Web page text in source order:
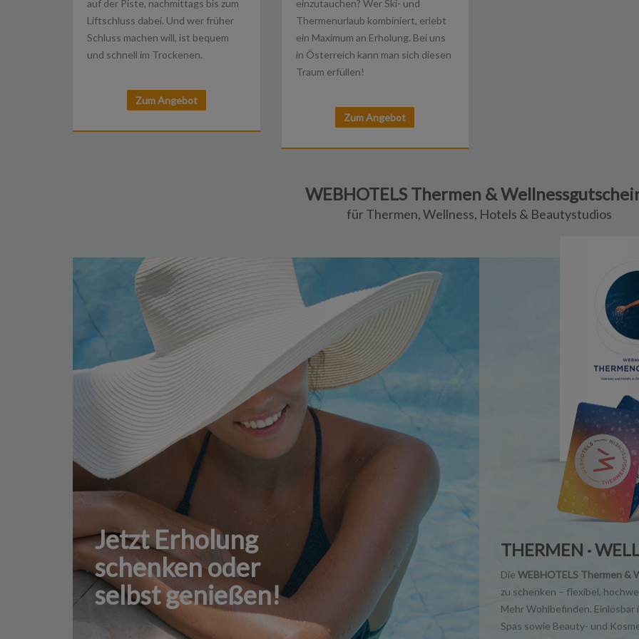
auf der Piste, nachmittags bis zum
Liftschluss dabei. Und wer früher
Schluss machen will, ist bequem
und schnell im Trockenen.
Zum Angebot
einzutauchen? Wer Ski- und
Thermenurlaub kombiniert, erlebt
ein Maximum an Erholung. Bei uns
in Österreich kann man sich diesen
Traum erfüllen!
Zum Angebot
WEBHOTELS Thermen &
für Thermen, Wellness, Hotels & Beautystudios
Jetzt Erholung
schenken oder
selbst genießen!
THERMEN ·
Die WEBHOTELS Thermen &
zu schenken – flexibel,
Mehr Wohlbefinden.
Spas sowie Beauty- und